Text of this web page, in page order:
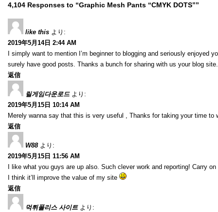
4,104 Responses to “Graphic Mesh Pants “CMYK DOTS””
like this より:
2019年5月14日 2:44 AM
I simply want to mention I’m beginner to blogging and seriously enjoyed
surely have good posts. Thanks a bunch for sharing with us your blog site.
返信
릴게임다운로드 より:
2019年5月15日 10:14 AM
Merely wanna say that this is very useful , Thanks for taking your time to
返信
W88 より:
2019年5月15日 11:56 AM
I like what you guys are up also. Such clever work and reporting! Carry
I think it’ll improve the value of my site
返信
먹튀폴리스 사이트 より: